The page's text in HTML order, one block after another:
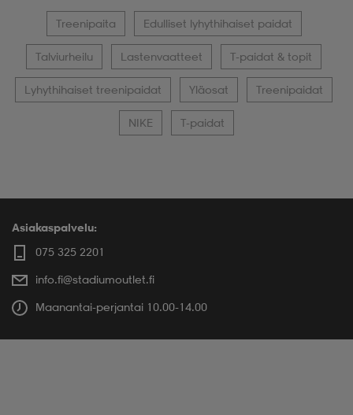
Treenipaita Edulliset lyhythihaiset paidat
Talviurheilu Lastenvaatteet T-paidat & topit
Lyhythihaiset treenipaidat Yläosat Treenipaidat
NIKE T-paidat
Asiakaspalvelu:
075 325 2201
info.fi@stadiumoutlet.fi
Maanantai-perjantai 10.00-14.00